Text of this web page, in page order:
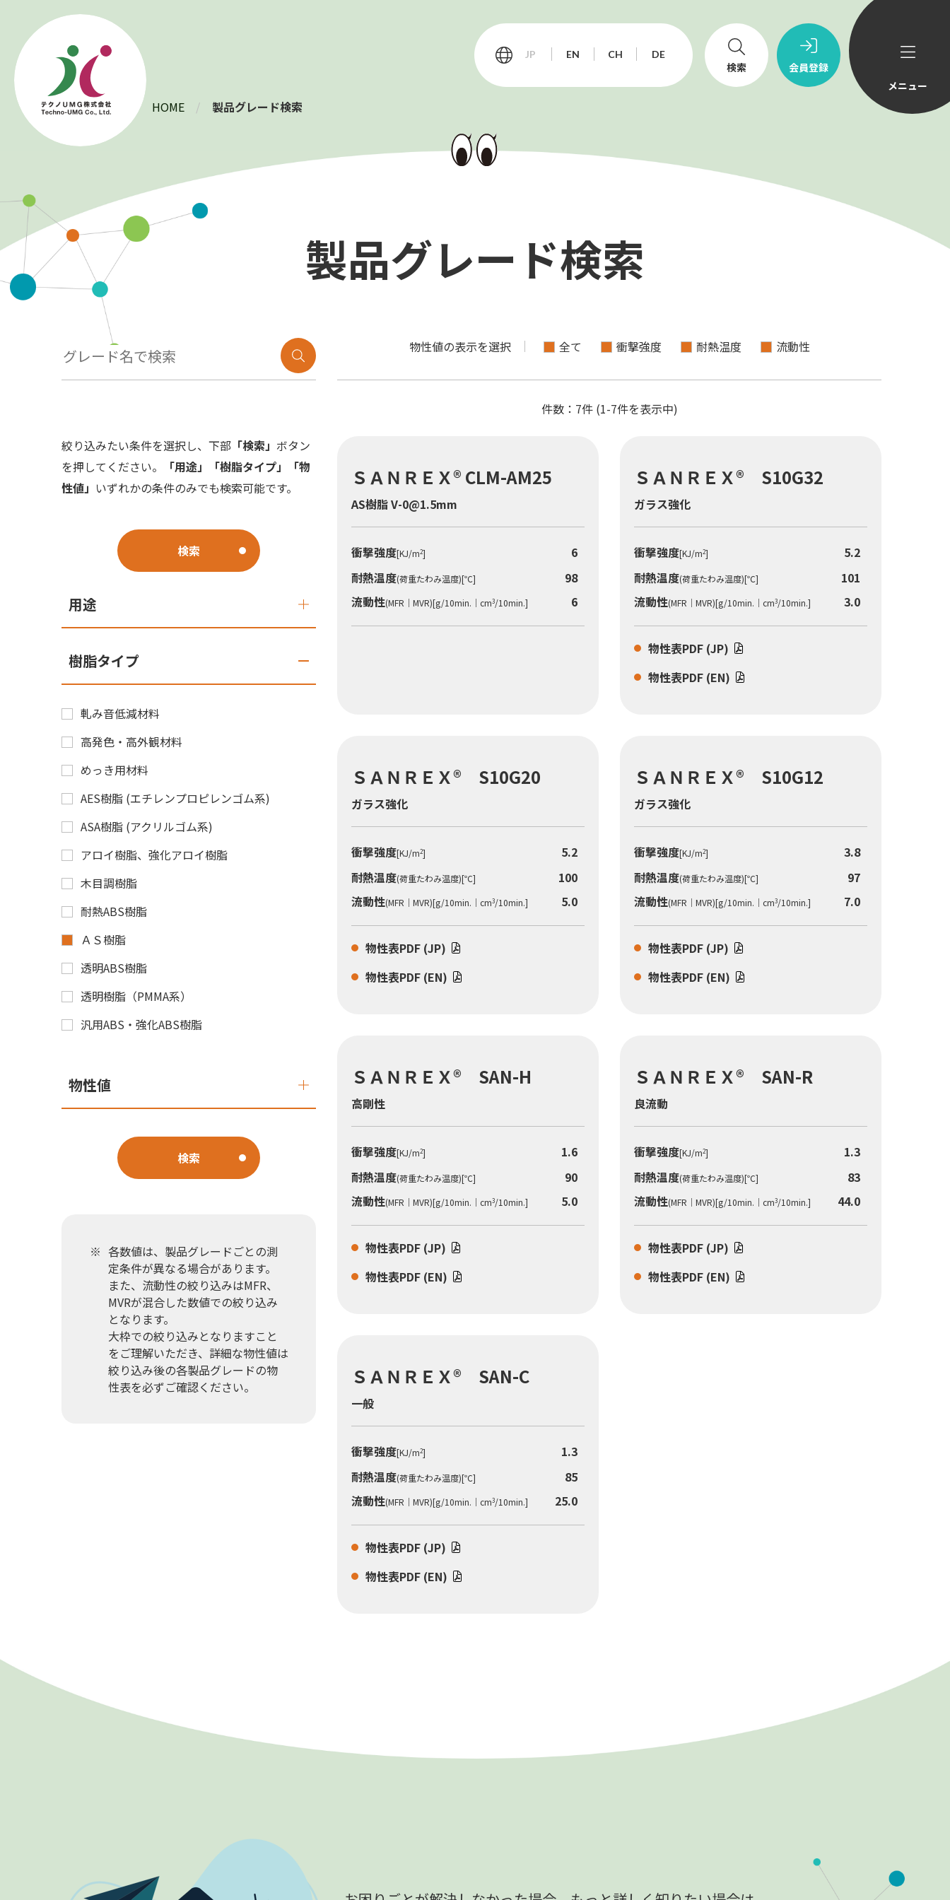
JP EN CH DE
検索 会員登録
HUSHLLOY
VIVILLOY
技術紹介
会社情報
サステナビリティ
ニュース&トピックス
採用情報
プライバシーポリシー
東京都港区東新橋1-9-2 汐留住友ビル22階
閉じる
メニュー
HOME 製品グレード検索
製品グレード検索
物性値の表示を選択 全て 衝撃強度 耐熱温度 流動性
件数：7件 (1-7件を表示中)
ＳＡＮＲＥＸ® CLM-AM25
AS樹脂 V-0@1.5mm
衝撃強度[KJ/m2]
6
耐熱温度(荷重たわみ温度)[℃]
98
流動性(MFR｜MVR)[g/10min.｜cm3/10min.] 6
ＳＡＮＲＥＸ® S10G32
ガラス強化
衝撃強度[KJ/m2]
5.2
耐熱温度(荷重たわみ温度)[℃]
101
流動性(MFR｜MVR)[g/10min.｜cm3/10min.] 3.0
物性表PDF (JP)
物性表PDF (EN)
ＳＡＮＲＥＸ® S10G20
ガラス強化
衝撃強度[KJ/m2]
5.2
耐熱温度(荷重たわみ温度)[℃]
100
流動性(MFR｜MVR)[g/10min.｜cm3/10min.] 5.0
物性表PDF (JP)
物性表PDF (EN)
ＳＡＮＲＥＸ® S10G12
ガラス強化
衝撃強度[KJ/m2]
3.8
耐熱温度(荷重たわみ温度)[℃]
97
流動性(MFR｜MVR)[g/10min.｜cm3/10min.] 7.0
物性表PDF (JP)
物性表PDF (EN)
ＳＡＮＲＥＸ® SAN-H
高剛性
衝撃強度[KJ/m2]
1.6
耐熱温度(荷重たわみ温度)[℃]
90
流動性(MFR｜MVR)[g/10min.｜cm3/10min.] 5.0
物性表PDF (JP)
物性表PDF (EN)
ＳＡＮＲＥＸ® SAN-R
良流動
衝撃強度[KJ/m2]
1.3
耐熱温度(荷重たわみ温度)[℃]
83
流動性(MFR｜MVR)[g/10min.｜cm3/10min.] 44.0
物性表PDF (JP)
物性表PDF (EN)
ＳＡＮＲＥＸ® SAN-C
一般
衝撃強度[KJ/m2]
1.3
耐熱温度(荷重たわみ温度)[℃]
85
流動性(MFR｜MVR)[g/10min.｜cm3/10min.] 25.0
物性表PDF (JP)
物性表PDF (EN)
絞り込みたい条件を選択し、下部 「検索」 ボタン
を押してください。
「用途」「樹脂タイプ」「物
性値」 いずれかの条件のみでも検索可能です。
検索
用途
樹脂タイプ
軋み音低減材料
高発色・高外観材料
めっき用材料
AES樹脂 (エチレンプロピレンゴム系)
ASA樹脂 (アクリルゴム系)
アロイ樹脂、強化アロイ樹脂
木目調樹脂
耐熱ABS樹脂
ＡＳ樹脂
透明ABS樹脂
透明樹脂（PMMA系）
汎用ABS・強化ABS樹脂
物性値
検索
各数値は、製品グレードごとの測
定条件が異なる場合があります。
また、流動性の絞り込みはMFR、
MVRが混合した数値での絞り込み
となります。
大枠での絞り込みとなりますこと
をご理解いただき、詳細な物性値は
絞り込み後の各製品グレードの物
性表を必ずご確認ください。